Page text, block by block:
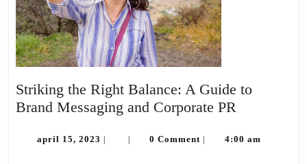
Striking the Right Balance: A Guide to
Brand Messaging and Corporate PR
Right
april 15, 2023 april
| | 0 Comment | 4:00 am